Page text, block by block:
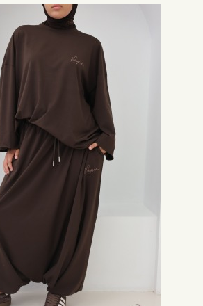
ein Oberteil mit einem Unterteil zu
überzeugt zu sein. Unsere Sets sind
weit und bequem, sie sind sporttauglich und
ist entscheidend, um Ihre Bewegungen
Sich in seiner gesamten Sportart wohl zu
also vernachlässigen Sie es nicht, denn
Wahl Ihrer Sportbekleidung zu Irritationen
Neyssa wurde mit Stoffen entworfen, die an
sowie an Schweiß angepasst sind, der
werden kann. Die lockeren und schlichten
Oberteil und einem Unterteil, je nach
zwischen einem oberschenkellangen Hoodie-
wie dem Sista FitJogging
Sweatshirt und eine Haremshose und
Für jeden Geschmack ist etwas dabei!
entscheiden Sie sich
Look
allen Stilen an, Sie können sie für Ihre
Ihres täglichen Lebens tragen. Das sind
und praktisch anzuziehen sind, die Sie
tragen können. Sport-Sets sind so
tragen möchten.